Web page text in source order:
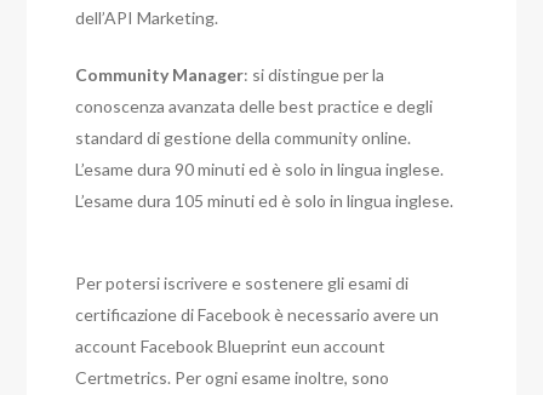
dell’API Marketing.
Community Manager: si distingue per la
conoscenza avanzata delle best practice e degli
standard di gestione della community online.
L’esame dura 90 minuti ed è solo in lingua inglese.
L’esame dura 105 minuti ed è solo in lingua inglese.
Per potersi iscrivere e sostenere gli esami di
certificazione di Facebook è necessario avere un
account Facebook Blueprint eun account
Certmetrics. Per ogni esame inoltre, sono